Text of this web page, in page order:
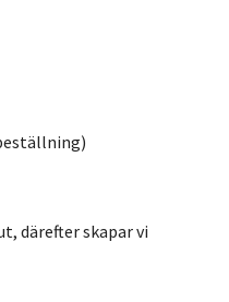
därefter skapar vi